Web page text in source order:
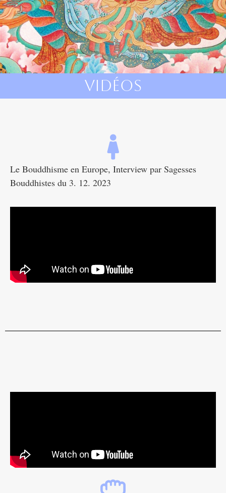
Vidéos
Le Bouddhisme en Europe, Interview par Sagesses
Bouddhistes du 3. 12. 2023